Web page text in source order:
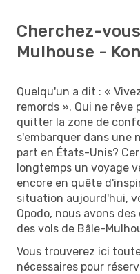
Cherchez-
Mulhouse -
Quelqu'un a dit : «
remords ». Qui ne rêve
quitter la zone de
s'embarquer dans une
part en États-Unis?
longtemps un voyage
encore en quête
situation aujourd'hui,
Opodo, nous avons
des vols de Bâle-
Vous trouverez ici
nécessaires pour